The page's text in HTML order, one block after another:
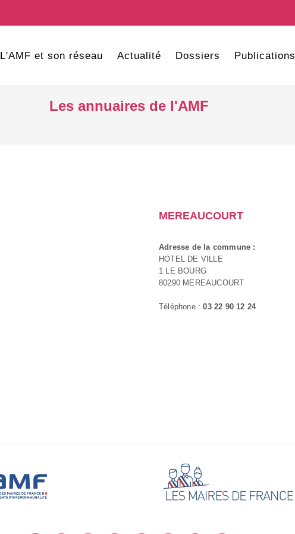
L'AMF et son réseau Actualité Dossiers Publications
Les annuaires de l'AMF
MEREAUCOURT
Adresse de la commune :
HOTEL DE VILLE
1 LE BOURG
80290 MEREAUCOURT
Téléphone :03 22 90 12 24